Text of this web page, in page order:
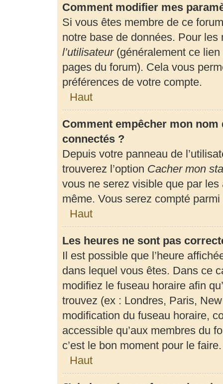
Comment modifier mes
Si vous êtes membre de ce
notre base de données. Pour
l’utilisateur(généralement ce lien
pages du forum). Cela vous
préférences de votre compte.
Haut
Comment empêcher mon
connectés ?
Depuis votre panneau de
trouverez l’option Cacher mon
vous ne serez visible que par
même. Vous serez compté
Haut
Les heures ne sont pas
Il est possible que l’heure
dans lequel vous êtes. Dans ce
modifiez le fuseau horaire afin
trouvez (ex : Londres, Paris,
modification du fuseau horaire,
accessible qu’aux membres du
c’est le bon moment pour le faire.
Haut